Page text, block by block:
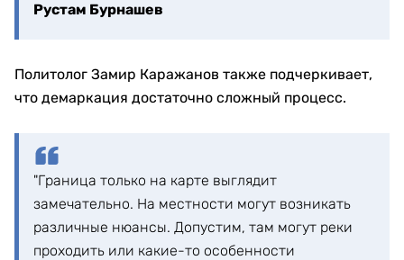
Рустам Бурнашев
Политолог Замир Каражанов также подчеркивает,
что демаркация достаточно сложный процесс.
"Граница только на карте выглядит
замечательно. На местности могут возникать
различные нюансы. Допустим, там могут реки
проходить или какие-то особенности